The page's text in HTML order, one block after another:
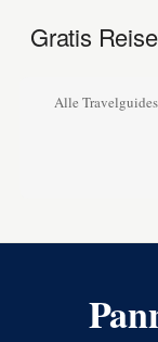
Gratis
Alle